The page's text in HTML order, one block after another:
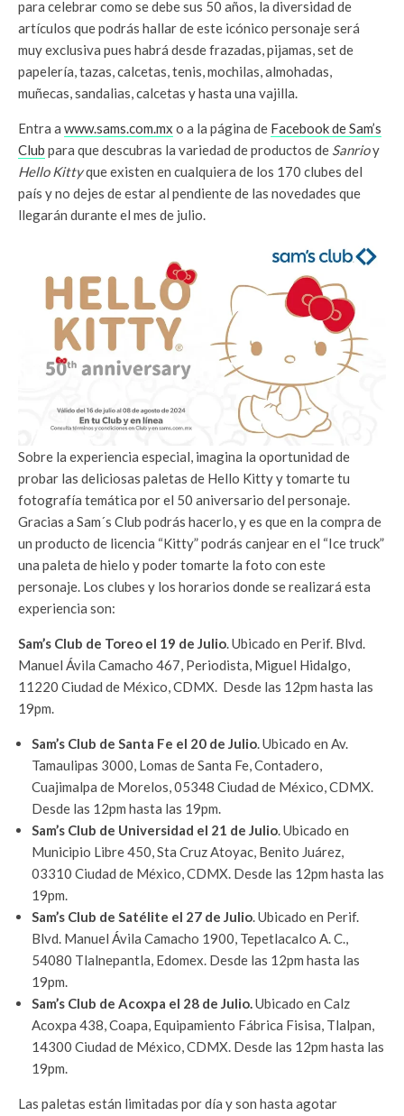
para celebrar como se debe sus 50 años, la diversidad de
artículos que podrás hallar de este icónico personaje será
muy exclusiva pues habrá desde frazadas, pijamas, set de
papelería, tazas, calcetas, tenis, mochilas, almohadas,
muñecas, sandalias, calcetas y hasta una vajilla.
Entra a www.sams.com.mx o a la página de Facebook de Sam’s
Club para que descubras la variedad de productos de Sanrioy
Hello Kittyque existen en cualquiera de los 170 clubes del
país y no dejes de estar al pendiente de las novedades que
llegarán durante el mes de julio.
Sobre la experiencia especial, imagina la oportunidad de
probar las deliciosas paletas de Hello Kitty y tomarte tu
fotografía temática por el 50 aniversario del personaje.
Gracias a Sam´s Club podrás hacerlo, y es que en la compra de
un producto de licencia “Kitty” podrás canjear en el “Ice truck”
una paleta de hielo y poder tomarte la foto con este
personaje. Los clubes y los horarios donde se realizará esta
experiencia son:
Sam’s Club de Toreo el 19 de Julio​. Ubicado en Perif. Blvd.
Manuel Ávila Camacho 467, Periodista, Miguel Hidalgo,
11220 Ciudad de México, CDMX. Desde las 12pm hasta las
19pm.
Sam’s Club de Santa Fe el 20 de Julio​. Ubicado en Av.
Tamaulipas 3000, Lomas de Santa Fe, Contadero,
Cuajimalpa de Morelos, 05348 Ciudad de México, CDMX.
Desde las 12pm hasta las 19pm.
Sam’s Club de Universidad el 21 de Julio​. Ubicado en
Municipio Libre 450, Sta Cruz Atoyac, Benito Juárez,
03310 Ciudad de México, CDMX. Desde las 12pm hasta las
19pm.
Sam’s Club de Satélite el 27 de Julio​. Ubicado en Perif.
Blvd. Manuel Ávila Camacho 1900, Tepetlacalco A. C.,
54080 Tlalnepantla, Edomex. Desde las 12pm hasta las
19pm.
Sam’s Club de Acoxpa el 28 de Julio​.Ubicado en Calz
Acoxpa 438, Coapa, Equipamiento Fábrica Fisisa, Tlalpan,
14300 Ciudad de México, CDMX. Desde las 12pm hasta las
19pm.
Las paletas están limitadas por día y son hasta agotar